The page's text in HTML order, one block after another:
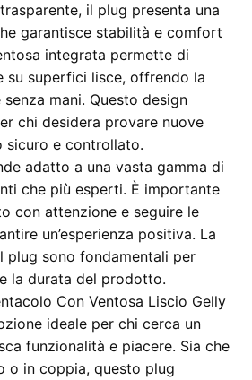
il plug presenta una
garantisce stabilità e comfort
integrata permette di
su superfici lisce, offrendo la
mani. Questo design
chi desidera provare nuove
sicuro e controllato.
adatto a una vasta gamma di
che più esperti. È importante
con attenzione e seguire le
un’esperienza positiva. La
plug sono fondamentali per
la durata del prodotto.
Con Ventosa Liscio Gelly
ideale per chi cerca un
funzionalità e piacere. Sia che
o in coppia, questo plug